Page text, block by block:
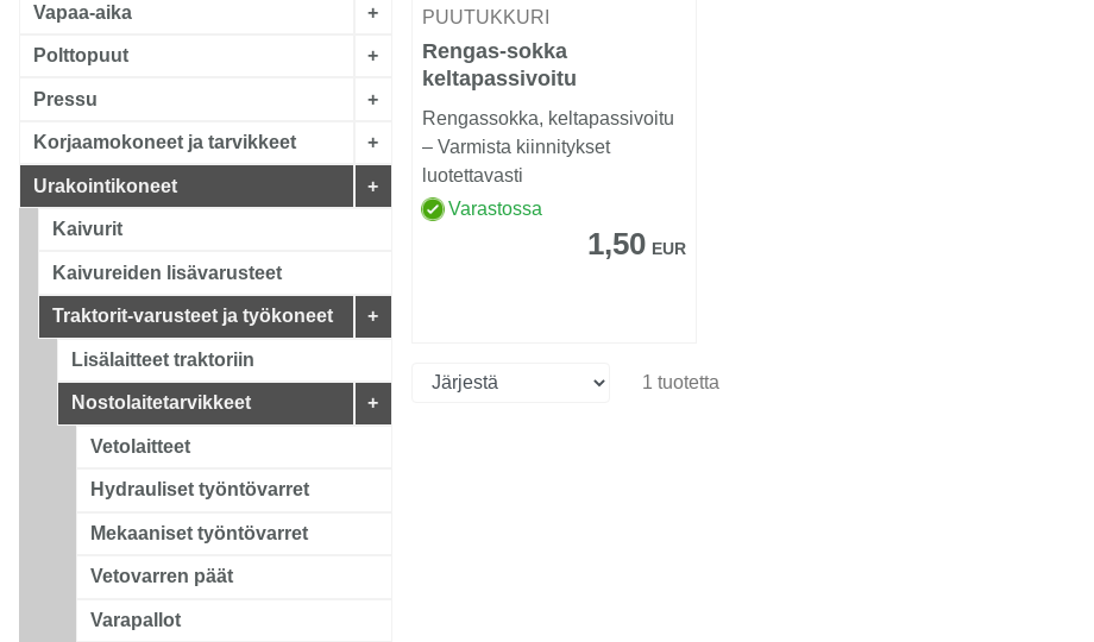
Vapaa-aika +
Polttopuut +
Pressu +
Korjaamokoneet ja tarvikkeet +
Urakointikoneet +
Kaivurit
Kaivureiden lisävarusteet
Traktorit-varusteet ja työkoneet +
Lisälaitteet traktoriin
Nostolaitetarvikkeet +
Vetolaitteet
Hydrauliset työntövarret
Mekaaniset työntövarret
Vetovarren päät
Varapallot
PUUTUKKURI
Rengas-sokka
keltapassivoitu
Rengassokka, keltapassivoitu
– Varmista kiinnitykset
luotettavasti
Varastossa
1,50 EUR
1 tuotetta